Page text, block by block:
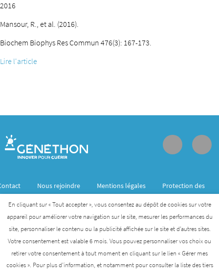
2016
Mansour, R., et al. (2016).
Biochem Biophys Res Commun 476(3): 167-173.
Lire l'article
Nous rejoindre Mentions légales
Protection des
Généthon est membre de l’Institut des biothérapies
des maladies rares créé par l’AFM- Téléthon
AFM-TÉLÉTHON INSTITUT DES BIOTHÉRAPIES
En cliquant sur « Tout accepter », vous consentez au dépôt de cookies sur votre
appareil pour améliorer votre navigation sur le site, mesurer les performances du
site, personnaliser le contenu ou la publicité affichée sur le site et d’autres sites.
Votre consentement est valable 6 mois. Vous pouvez personnaliser vos choix ou
retirer votre consentement à tout moment en cliquant sur le lien « Gérer mes
cookies ». Pour plus d’information, et notamment pour consulter la liste des tiers